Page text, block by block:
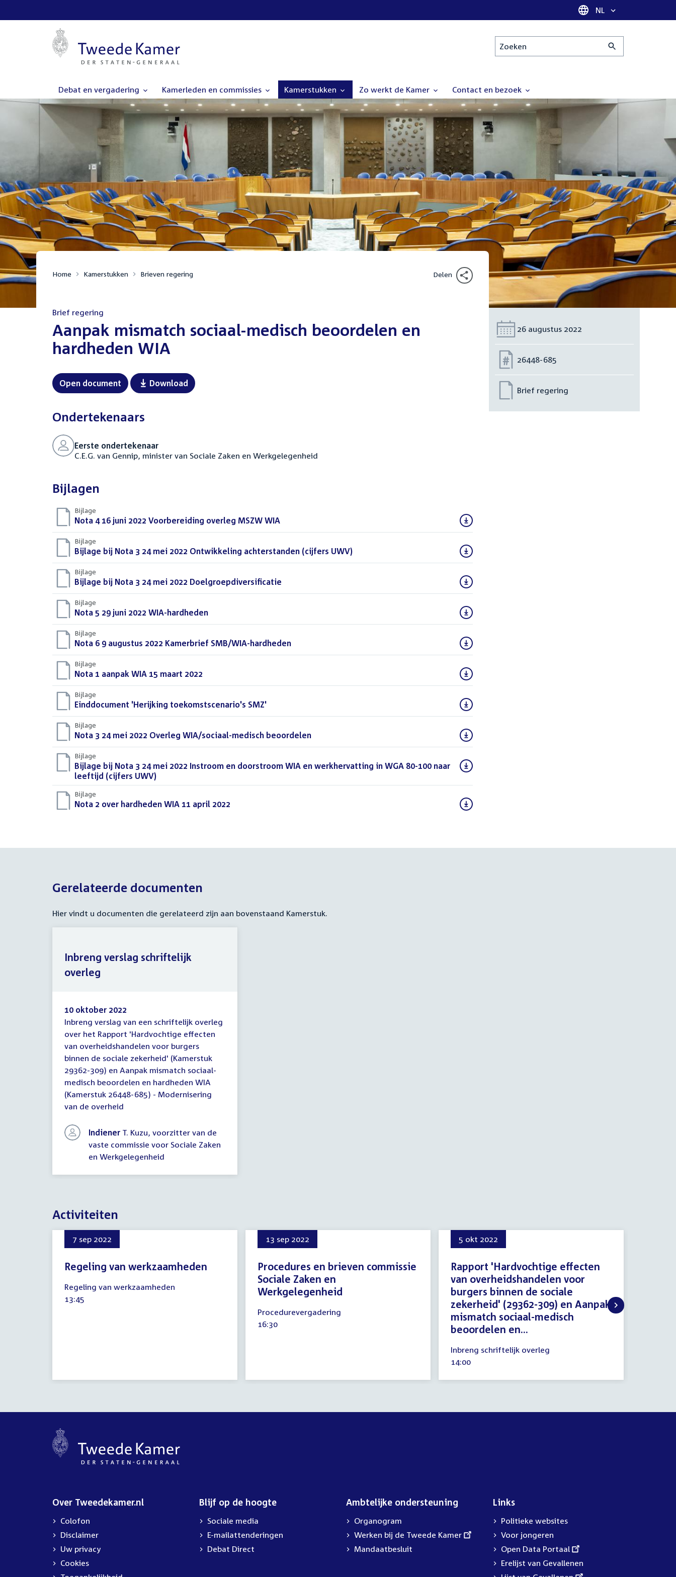
Taal selectie
NL
Zoeken
Debat en vergadering Kamerleden en commissies Kamerstukken Zo werkt de Kamer Contact en bezoek
Home Kamerstukken Brieven regering Delen
Brief regering
Aanpak mismatch sociaal-medisch beoordelen en
hardheden WIA
Open document Download
Ondertekenaars
Eerste ondertekenaar
C.E.G. van Gennip, minister van Sociale Zaken en Werkgelegenheid
Bijlagen
Bijlage
Download
bestand:
Nota 4 16 juni 2022 Voorbereiding overleg MSZW WIA
Bijlage
Download
bestand:
Bijlage bij Nota 3 24 mei 2022 Ontwikkeling achterstanden (cijfers UWV)
Bijlage
Download
bestand:
Bijlage bij Nota 3 24 mei 2022 Doelgroepdiversificatie
Bijlage
Download
bestand:
Nota 5 29 juni 2022 WIA-hardheden
Bijlage
Download
bestand:
Nota 6 9 augustus 2022 Kamerbrief SMB/WIA-hardheden
Bijlage
Download
bestand:
Nota 1 aanpak WIA 15 maart 2022
Bijlage
Download
bestand:
Einddocument 'Herijking toekomstscenario's SMZ'
Bijlage
Download
bestand:
Nota 3 24 mei 2022 Overleg WIA/sociaal-medisch beoordelen
Bijlage
Download
bestand:
Bijlage bij Nota 3 24 mei 2022 Instroom en doorstroom WIA en werkhervatting in WGA 80-100 naar
leeftijd (cijfers UWV)
Bijlage
Download
Nota 2 over hardheden WIA 11 april 2022
Datum:
26 augustus 2022
Nummer:
26448-685
Brief regering
Gerelateerde documenten
Hier vindt u documenten die gerelateerd zijn aan bovenstaand Kamerstuk.
Inbreng
verslag
schriftelijk
overleg
10 oktober 2022
Inbreng verslag van een schriftelijk overleg
over het Rapport 'Hardvochtige effecten
van overheidshandelen voor burgers
binnen de sociale zekerheid' (Kamerstuk
29362-309) en Aanpak mismatch sociaal-
medisch beoordelen en hardheden WIA
(Kamerstuk 26448-685) - Modernisering
van de overheid
Indiener T. Kuzu, voorzitter van de
vaste commissie voor Sociale Zaken
en Werkgelegenheid
Inbreng verslag schriftelijk
overleg
Activiteiten
7 sep 2022
Regeling van werkzaamheden
september
2022
Regeling van werkzaamheden
Tijd
13:45
13 sep 2022
Procedures en brieven commissie
Sociale Zaken en
Werkgelegenheid
september
2022
Procedurevergadering
Tijd
16:30
5 okt 2022
Rapport 'Hardvochtige effecten
van overheidshandelen voor
burgers binnen de sociale
zekerheid' (29362-309) en Aanpak
mismatch sociaal-medisch
beoordelen en...
oktober
2022
Inbreng schriftelijk overleg
Tijd
14:00
Over Tweedekamer.nl
Colofon
Disclaimer
Uw privacy
Cookies
Blijf op de hoogte
Sociale media
E-mailattenderingen
Debat Direct
Ambtelijke ondersteuning
Organogram
External
link:
Werken bij de Tweede Kamer
Mandaatbesluit
Links
Politieke websites
Voor jongeren
External
link:
Open Data Portaal
Erelijst van Gevallenen